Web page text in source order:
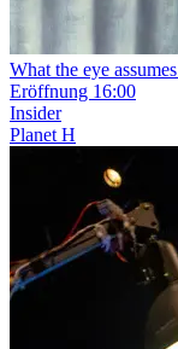
What the eye assumes
Eröffnung 16:00
Insider
Planet H